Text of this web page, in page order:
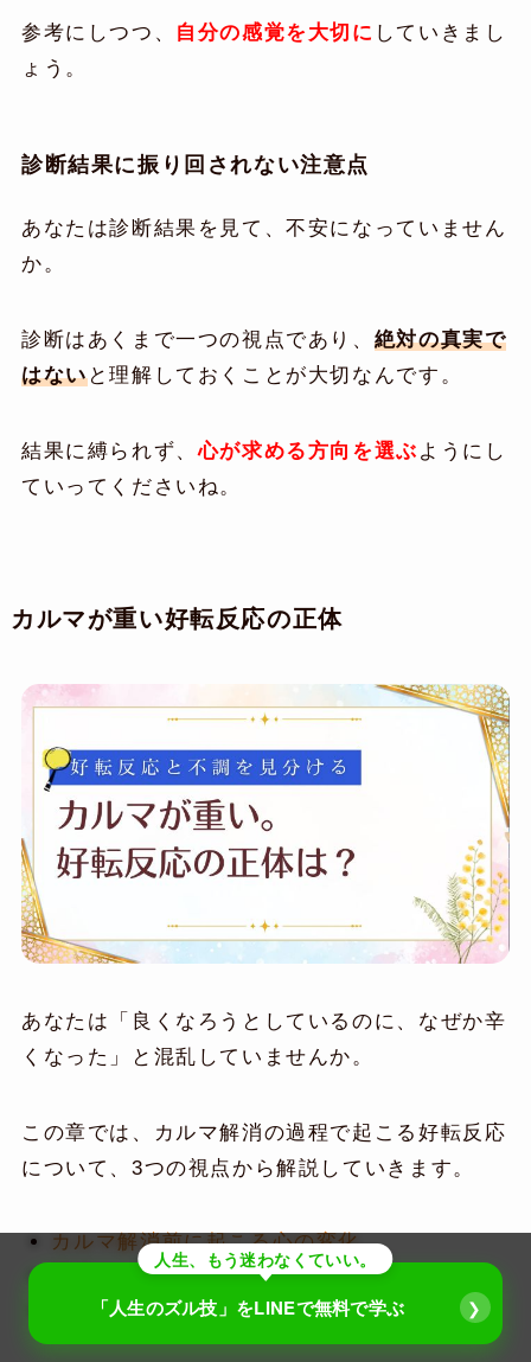
参考にしつつ、 自分の感覚を大切に していきまし
ょう。
診断結果に振り回されない注意点
あなたは診断結果を見て、不安になっていません
か。
診断はあくまで一つの視点であり、 絶対の真実で
はないと理解しておくことが大切なんです。
結果に縛られず、心が求める方向を選ぶ ようにし
ていってくださいね。
カルマが重い好転反応の正体
あなたは「良くなろうとしているのに、なぜか辛
くなった」と混乱していませんか。
この章では、カルマ解消の過程で起こる好転反応
について、3つの視点から解説していきます。
カルマ解消前に起こる心の変化
環境や人間関係の揺り戻し
一時的に不安定になる理由
人生、もう迷わなくていい。
「人生のズル技」をLINEで無料で学ぶ ❯